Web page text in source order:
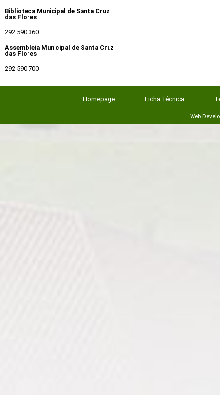
Biblioteca Municipal de Santa Cruz
das Flores
292 590 360
Assembleia Municipal de Santa Cruz
das Flores
292 590 700
Homepage Ficha Técnica
Web